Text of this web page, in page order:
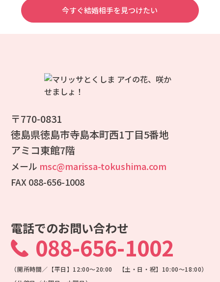
今すぐ結婚相手を見つけたい
〒770-0831
徳島県徳島市寺島本町西1丁目5番地
アミコ東館7階
メール msc@marissa-tokushima.com
FAX 088-656-1008
電話でのお問い合わせ
088-656-1002
（開所時間／【平日】12:00～20:00 【土・日・祝】10:00～18:00）